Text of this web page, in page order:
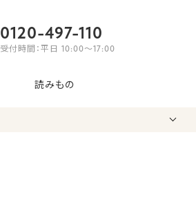
0120-497-110
受付時間：平日 10:00〜17:00
読みもの